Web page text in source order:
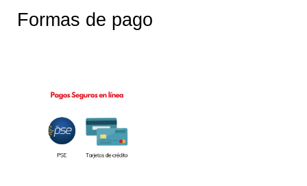
Formas de pago